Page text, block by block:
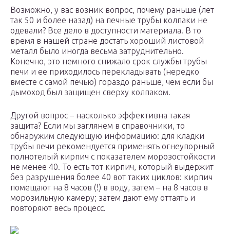
Возможно, у вас возник вопрос, почему раньше (лет
так 50 и более назад) на печные трубы колпаки не
одевали? Все дело в доступности материала. В то
время в нашей стране достать хороший листовой
металл было иногда весьма затруднительно.
Конечно, это немного снижало срок службы трубы
печи и ее приходилось перекладывать (нередко
вместе с самой печью) гораздо раньше, чем если бы
дымоход был защищен сверху колпаком.
Другой вопрос – насколько эффективна такая
защита? Если мы заглянем в справочники, то
обнаружим следующую информацию: для кладки
трубы печи рекомендуется применять огнеупорный
полнотелый кирпич с показателем морозостойкости
не менее 40. То есть тот кирпич, который выдержит
без разрушения более 40 вот таких циклов: кирпич
помещают на 8 часов (!) в воду, затем – на 8 часов в
морозильную камеру; затем дают ему оттаять и
повторяют весь процесс.